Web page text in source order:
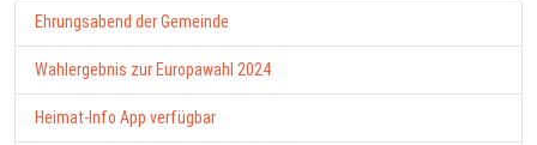
Ehrungsabend der Gemeinde
Wahlergebnis zur Europawahl 2024
Heimat-Info App verfügbar